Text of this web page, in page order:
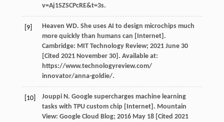
v=Aj1SZSCPcRE&t=3s.
[9]
Heaven WD. She uses AI to design microchips much
more quickly than humans can [Internet].
Cambridge: MIT Technology Review; 2021 June 30
[Cited 2021 November 30]. Available at:
https://www.technologyreview.com/
innovator/anna-goldie/.
[10]
Jouppi N. Google supercharges machine learning
tasks with TPU custom chip [Internet]. Mountain
View: Google Cloud Blog; 2016 May 18 [Cited 2021